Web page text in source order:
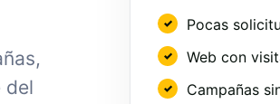
del
Pocas
Web con
Campañas